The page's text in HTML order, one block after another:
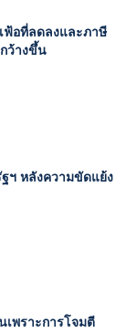
ฟ้อที่ลดลงและภาษี
ว้างขึ้น
ฯ หลังความขัดแย้ง
พราะการโจมตี